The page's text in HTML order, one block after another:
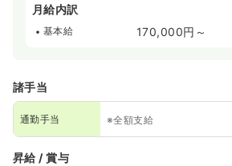
月給内訳
基本給 170,000円～
諸手当
通勤手当 ※全額支給
昇給 / 賞与